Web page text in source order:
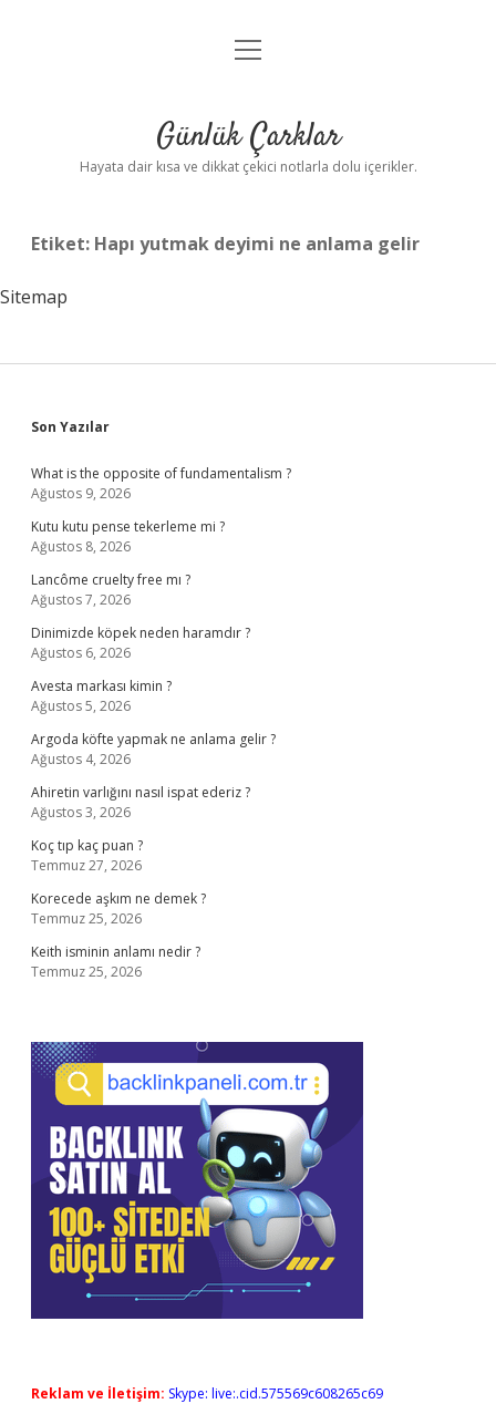
Anasayfa
Yasal Uyarı
menüyü
Günlük Çarklar
Hayata dair kısa ve dikkat çekici notlarla dolu içerikler.
Etiket: Hapı yutmak deyimi ne anlama gelir
Sitemap
Sidebar
Son Yazılar
What is the opposite of fundamentalism ?
Ağustos 9, 2026
Kutu kutu pense tekerleme mi ?
Ağustos 8, 2026
Lancôme cruelty free mı ?
Ağustos 7, 2026
Dinimizde köpek neden haramdır ?
Ağustos 6, 2026
Avesta markası kimin ?
Ağustos 5, 2026
Argoda köfte yapmak ne anlama gelir ?
Ağustos 4, 2026
Ahiretin varlığını nasıl ispat ederiz ?
Ağustos 3, 2026
Koç tıp kaç puan ?
Temmuz 27, 2026
Korecede aşkım ne demek ?
Temmuz 25, 2026
Keith isminin anlamı nedir ?
Temmuz 25, 2026
Reklam ve İletişim: Skype: live:.cid.575569c608265c69